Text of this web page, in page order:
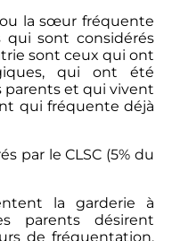
la sœur fréquente
qui sont considérés
sont ceux qui ont
qui ont été
parents et qui vivent
qui fréquente déjà
par le CLSC (5% du
la garderie à
parents désirent
de fréquentation.